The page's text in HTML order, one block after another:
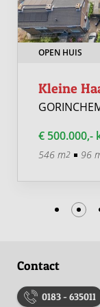
OPEN HUIS
Kleine
€ 500.000,-
546 m2 96
Contact
0183 - 635011